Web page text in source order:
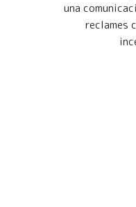
una
reclames